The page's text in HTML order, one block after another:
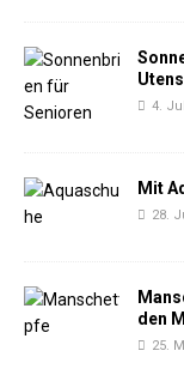
4.
Mit
28.
den
25.